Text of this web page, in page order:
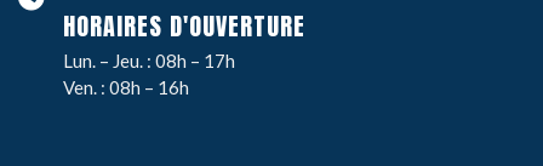
HORAIRES D'OUVERTURE
Lun. – Jeu. : 08h – 17h
Ven. : 08h – 16h